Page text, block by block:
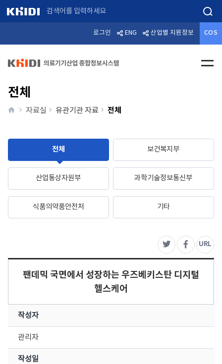
로그인 ENG 산업별 지원정보 COS
전체메
전체
home
자료실 유관기관 자료 전체
전체 보건복지부
산업통상자원부 과학기술정보통신부
식품의약품안전처 기타
트위터페이스북
URL주
팬데믹 국면에서 성장하는 우즈베키스탄 디지털
헬스케어
작성자
관리자
작성일